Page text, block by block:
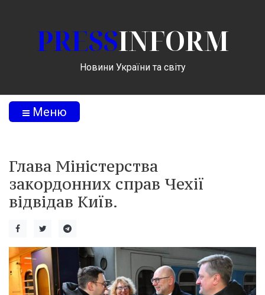
PRESSINFORM
Новини України та світу
Меню
Глава Міністерства
закордонних справ Чехії
відвідав Київ.